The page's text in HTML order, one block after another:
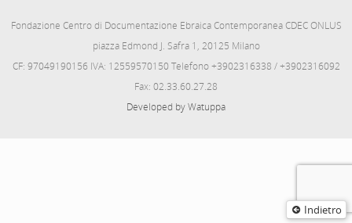
Indietro
Fondazione Centro di Documentazione Ebraica Contemporanea CDEC ONLUS
piazza Edmond J. Safra 1, 20125 Milano
CF: 97049190156 IVA: 12559570150 Telefono +3902316338 / +3902316092
Fax: 02.33.60.27.28
Developed by Watuppa